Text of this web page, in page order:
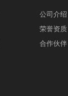
公司介绍
荣誉资质
合作伙伴